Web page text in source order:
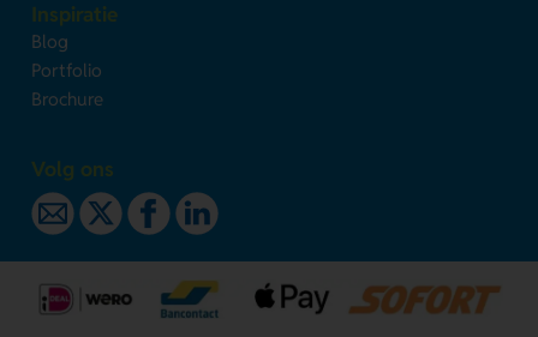
Inspiratie
Blog
Portfolio
Brochure
Volg ons